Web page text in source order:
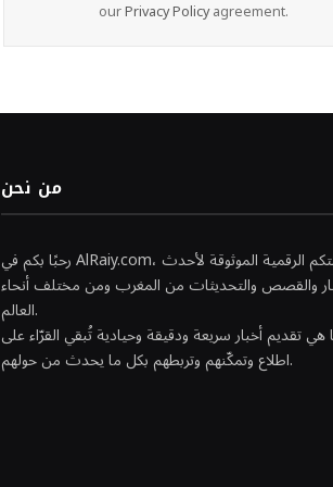
ourPrivacy Policyagreement.
من نحن
رحبًا بكم في AlRaiy.com، منصّتكم الرقمية الموثوقة لأحدث
والقصص والتحديثات من المغرب ومن مختلف أنحاء
العالم.
هي تقديم أخبار سريعة ودقيقة وحيادية تُبقي القرّاء على
اطلاع وتمكّنهم وتربطهم بكل ما يحدث من حولهم.